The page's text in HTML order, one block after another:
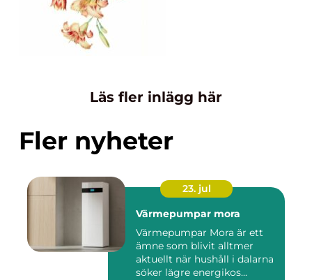
Läs fler inlägg här
Fler nyheter
23. jul
Värmepumpar mora
Värmepumpar Mora är ett
ämne som blivit alltmer
aktuellt när hushåll i dalarna
söker lägre energikos...